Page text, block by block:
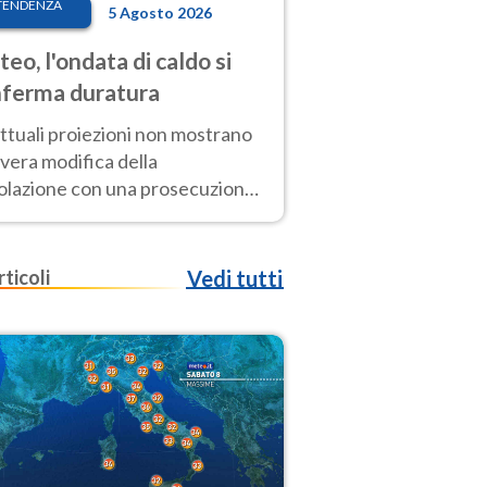
5 Agosto 2026
l'ondata di caldo si
duratura
proiezioni non mostrano
modifica della
con una prosecuzione
fuori scala per molti
Vedi tutti